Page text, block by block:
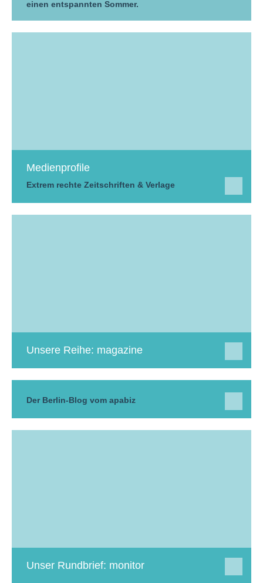
einen entspannten Sommer.
Medienprofile
Extrem rechte Zeitschriften & Verlage
Unsere Reihe: magazine
Der Berlin-Blog vom apabiz
Unser Rundbrief: monitor